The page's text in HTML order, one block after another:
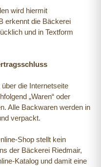
wird hiermit
erkennt die Bäckerei
und in Textform
die Internetseite
„Waren“ oder
Alle Backwaren werden in
verpackt.
Shop stellt kein
der Bäckerei Riedmair,
Katalog und damit eine